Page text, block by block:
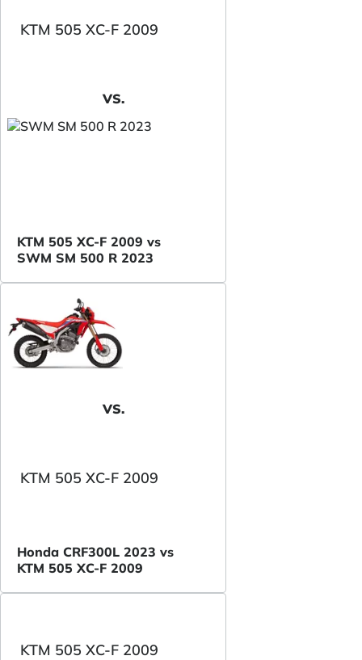
KTM 505 XC-F 2009
VS.
KTM 505 XC-F 2009 vs
SWM SM 500 R 2023
VS.
KTM 505 XC-F 2009
Honda CRF300L 2023 vs
KTM 505 XC-F 2009
KTM 505 XC-F 2009